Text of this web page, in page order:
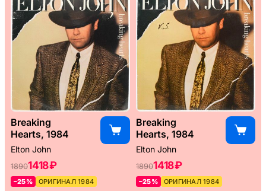
Breaking
Hearts, 1984
Elton John
18901418 ₽
–25% ОРИГИНАЛ 1984
Breaking
Hearts, 1984
Elton John
18901418 ₽
–25% ОРИГИНАЛ 1984